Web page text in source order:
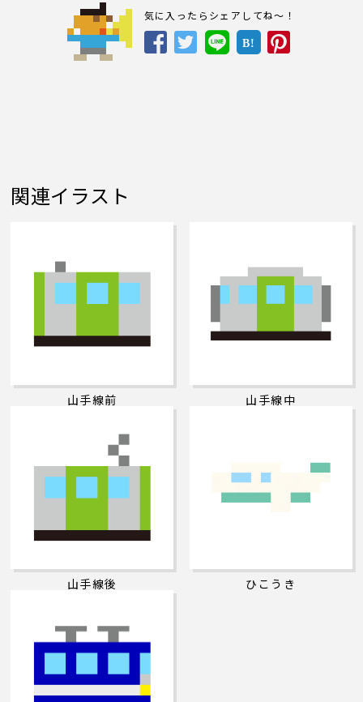
気に入ったらシェアしてね～！
B!
関連イラスト
山手線前 山手線中
山手線後 ひこうき